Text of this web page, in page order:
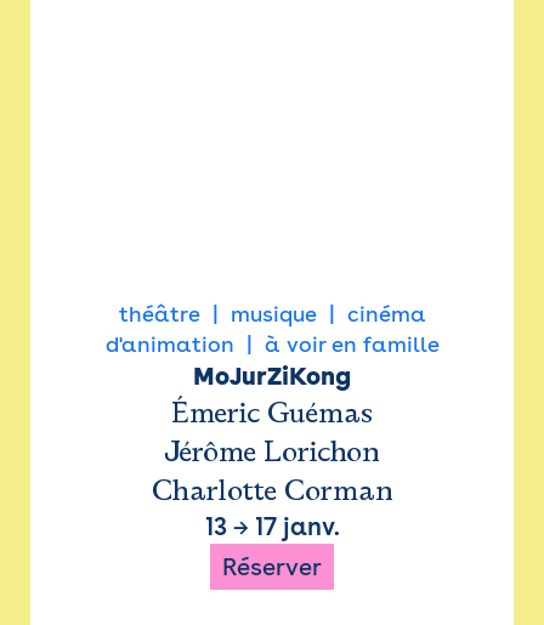
théâtre musique
cinéma
d'animation
à voir en famille
MoJurZiKong
Émeric Guémas
Jérôme Lorichon
Charlotte Corman
13→ 17 janv.
Réserver